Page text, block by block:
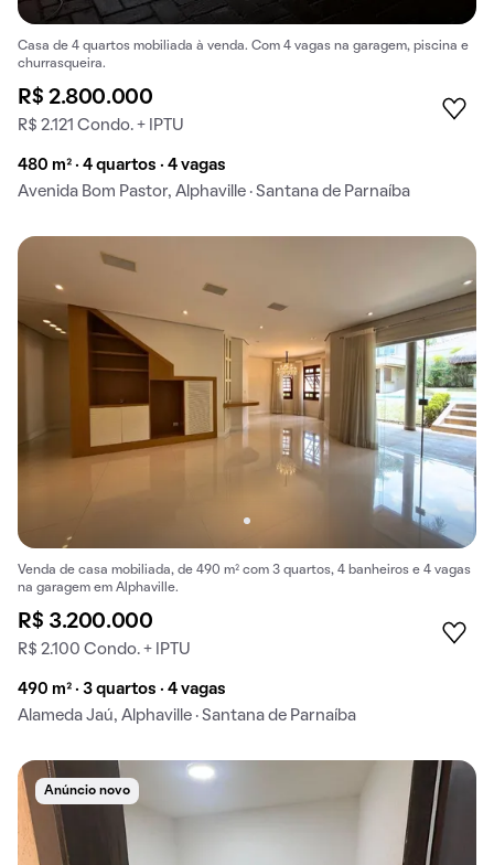
Casa de 4 quartos mobiliada à venda. Com 4 vagas na garagem, piscina e
churrasqueira.
R$ 2.800.000
R$ 2.121 Condo. + IPTU
480 m² · 4 quartos · 4 vagas
Avenida Bom Pastor, Alphaville · Santana de Parnaíba
Venda de casa mobiliada, de 490 m² com 3 quartos, 4 banheiros e 4 vagas
na garagem em Alphaville.
R$ 3.200.000
R$ 2.100 Condo. + IPTU
490 m² · 3 quartos · 4 vagas
Alameda Jaú, Alphaville · Santana de Parnaíba
Anúncio novo